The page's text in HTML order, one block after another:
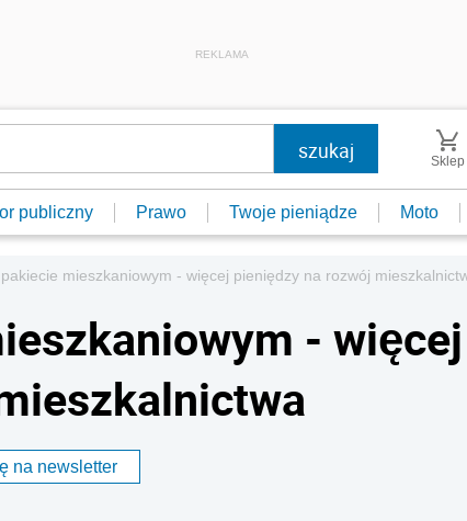
REKLAMA
Sklep
publiczny Prawo Twoje pieniądze Moto
mieszkaniowym - więcej pieniędzy na rozwój
- więcej
na newsletter